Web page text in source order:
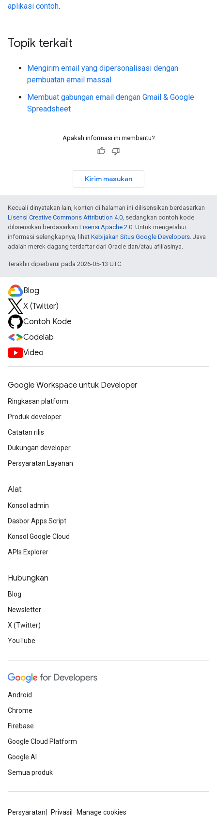
aplikasi contoh.
Topik terkait
Mengirim email yang dipersonalisasi dengan
pembuatan email massal
Membuat gabungan email dengan Gmail & Google
Spreadsheet
Apakah informasi ini membantu?
Kirim masukan
Kecuali dinyatakan lain, konten di halaman ini dilisensikan berdasarkan
Lisensi Creative Commons Attribution 4.0 , sedangkan contoh kode
dilisensikan berdasarkan Lisensi Apache 2.0 . Untuk mengetahui
informasi selengkapnya, lihat Kebijakan Situs Google Developers . Java
adalah merek dagang terdaftar dari Oracle dan/atau afiliasinya.
Terakhir diperbarui pada 2026-05-13 UTC.
Blog
X (Twitter)
Contoh Kode
Codelab
Video
Google Workspace untuk Developer
Ringkasan platform
Produk developer
Catatan rilis
Dukungan developer
Persyaratan Layanan
Alat
Konsol admin
Dasbor Apps Script
Konsol Google Cloud
APIs Explorer
Hubungkan
Blog
Newsletter
X (Twitter)
YouTube
Android
Chrome
Firebase
Google Cloud Platform
Google AI
Semua produk
Persyaratan Privasi Manage cookies